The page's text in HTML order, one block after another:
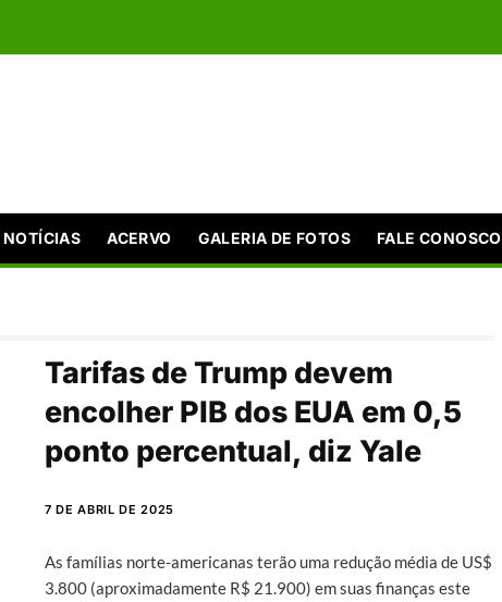
NOTÍCIAS ACERVO GALERIA DE FOTOS FALE CONOSCO
Tarifas de Trump devem
encolher PIB dos EUA em 0,5
ponto percentual, diz Yale
7 DE ABRIL DE 2025
As famílias norte-americanas terão uma redução média de US$
3.800 (aproximadamente R$ 21.900) em suas finanças este